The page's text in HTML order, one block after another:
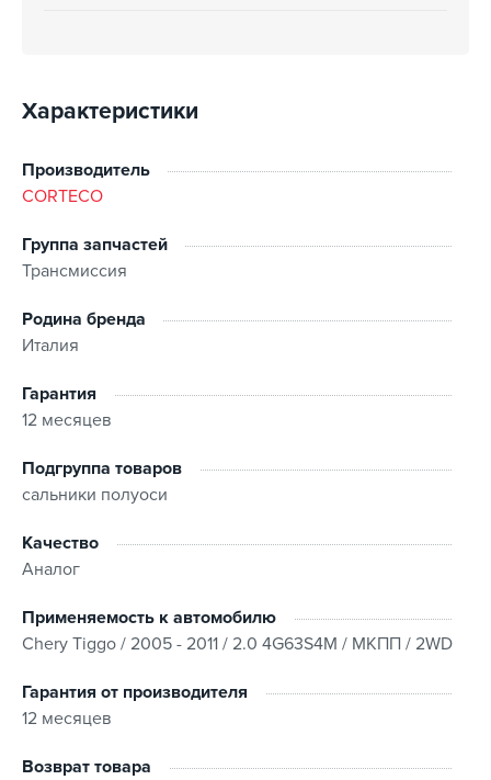
Характеристики
Производитель
CORTECO
Группа запчастей
Трансмиссия
Родина бренда
Италия
Гарантия
12 месяцев
Подгруппа товаров
сальники полуоси
Качество
Аналог
Применяемость к автомобилю
Chery Tiggo / 2005 - 2011 / 2.0 4G63S4M / МКПП / 2WD
Гарантия от производителя
12 месяцев
Возврат товара